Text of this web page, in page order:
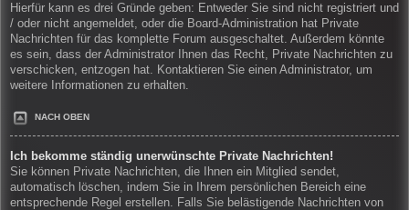
Hierfür kann es drei Gründe geben: Entweder Sie sind nicht registriert und
/ oder nicht angemeldet, oder die Board-Administration hat Private
Nachrichten für das komplette Forum ausgeschaltet. Außerdem könnte
es sein, dass der Administrator Ihnen das Recht, Private Nachrichten zu
verschicken, entzogen hat. Kontaktieren Sie einen Administrator, um
weitere Informationen zu erhalten.
NACH OBEN
Ich bekomme ständig unerwünschte Private Nachrichten!
Sie können Private Nachrichten, die Ihnen ein Mitglied sendet,
automatisch löschen, indem Sie in Ihrem persönlichen Bereich eine
entsprechende Regel erstellen. Falls Sie belästigende Nachrichten von